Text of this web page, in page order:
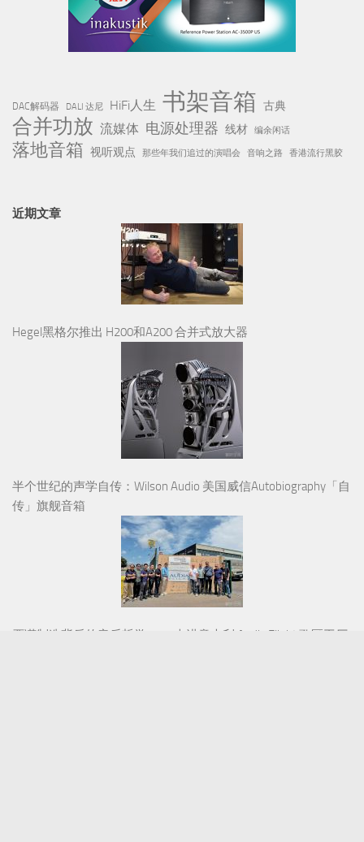
DAC解码器 DALI 达尼 HiFi人生 书架音箱 古典
合并功放 流媒体 电源处理器 线材 编余闲话
落地音箱 视听观点 那些年我们追过的演唱会 音响之路 香港流行黑胶
近期文章
Hegel黑格尔推出 H200和A200 合并式放大器
半个世纪的声学自传：Wilson Audio 美国威信Autobiography「自
传」旗舰音箱
严谨制造背后的音乐哲学——走进意大利 Audia Flight 歌匠工厂